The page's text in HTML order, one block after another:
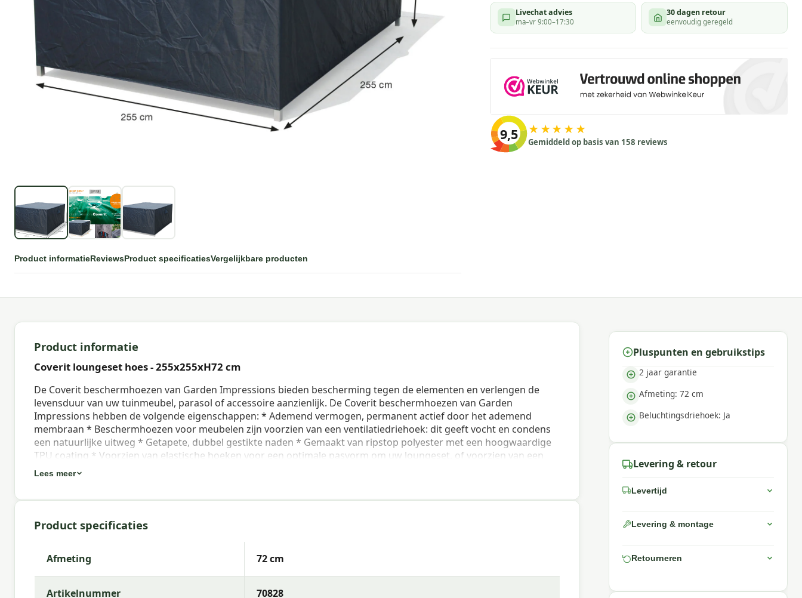
Product informatieReviewsProduct specificatiesVergelijkbare producten
Livechat advies
ma–vr 9:00–17:30
30 dagen retour
eenvoudig geregeld
9,5 ★★★★★
Gemiddeld op basis van 158 reviews
Product informatie
Coverit loungeset hoes - 255x255xH72 cm
De Coverit beschermhoezen van Garden Impressions bieden bescherming tegen de elementen en verlengen de
levensduur van uw tuinmeubel, parasol of accessoire aanzienlijk. De Coverit beschermhoezen van Garden
Impressions hebben de volgende eigenschappen: * Ademend vermogen, permanent actief door het ademend
membraan * Beschermhoezen voor meubelen zijn voorzien van een ventilatiedriehoek: dit geeft vocht en condens
een natuurlijke uitweg * Getapete, dubbel gestikte naden * Gemaakt van ripstop polyester met een hoogwaardige
TPU coating * Voorzien van elastische hoeken voor een optimale pasvorm om uw loungeset, of voorzien van een
sluitkoord voor een optimale pasvorm om uw parasol of barbecue * Waterafstotend * Eenvoudig in gebruik Een
je op de pagina over privacy, veiligheid en cookies. Klik op de knop 'Accepteren' om de cookies te accepteren. Of kies
Eigenschappen Coverit loungeset hoes - 255x255xH72 cm
Lees meer
Product specificaties
Afmeting 72 cm
Artikelnummer 70828
Pluspunten en gebruikstips
2 jaar garantie
Afmeting: 72 cm
Beluchtingsdriehoek: Ja
Levering & retour
Levertijd
Levering & montage
Retourneren